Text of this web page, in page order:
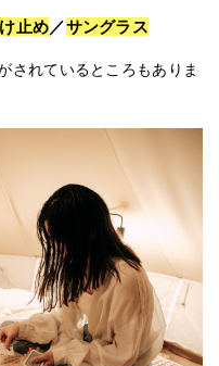
止め／サングラス
されているところもありま